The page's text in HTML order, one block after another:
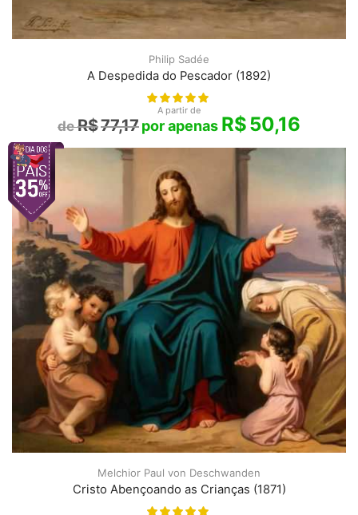
Philip Sadée
A Despedida do Pescador (1892)
A partir de
R$77,17 R$50,16
Melchior Paul von Deschwanden
Cristo Abençoando as Crianças (1871)